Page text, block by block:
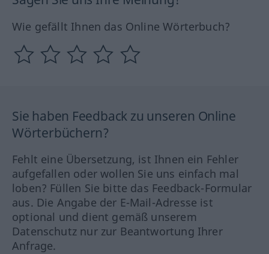
Wie gefällt Ihnen das Online Wörterbuch?
Sie haben Feedback zu unseren Online
Wörterbüchern?
Fehlt eine Übersetzung, ist Ihnen ein Fehler
aufgefallen oder wollen Sie uns einfach mal
loben? Füllen Sie bitte das Feedback-Formular
aus. Die Angabe der E-Mail-Adresse ist
optional und dient gemäß unserem
Datenschutz nur zur Beantwortung Ihrer
Anfrage.